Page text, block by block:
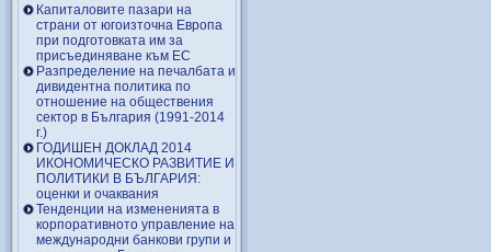
Капиталовите пазари на
страни от югоизточна Европа
при подготовката им за
присъединяване към ЕС
Разпределение на печалбата и
дивидентна политика по
отношение на обществения
сектор в България (1991-2014
г.)
ГОДИШЕН ДОКЛАД 2014
ИКОНОМИЧЕСКО РАЗВИТИЕ И
ПОЛИТИКИ В БЪЛГАРИЯ:
оценки и очаквания
Тенденции на измененията в
корпоративното управление на
международни банкови групи и